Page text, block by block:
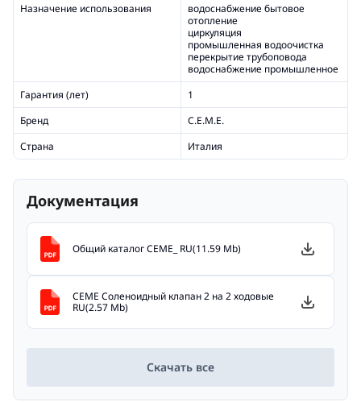
Назначение использования
водоснабжение бытовое
отопление
циркуляция
промышленная водоочистка
перекрытие трубоповода
водоснабжение промышленное
Гарантия (лет)
1
Бренд
C.E.M.E.
Страна
Италия
Документация
Общий каталог CEME_ RU(11.59 Mb)
CEME Cоленоидный клапан 2 на 2 ходовые
RU(2.57 Mb)
Скачать все